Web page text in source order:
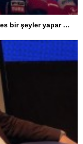
Av. Bedia Teymur’dan telif çıkışı: Herkes bir şeyler yapar ama herkes üretemez